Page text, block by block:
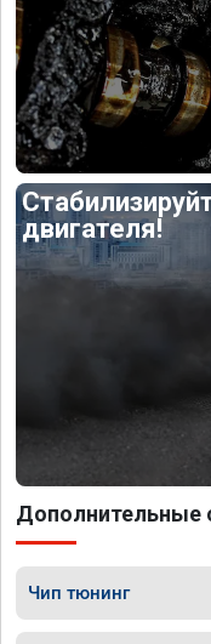
двигателя!
Дополнительные
Чип тюнинг